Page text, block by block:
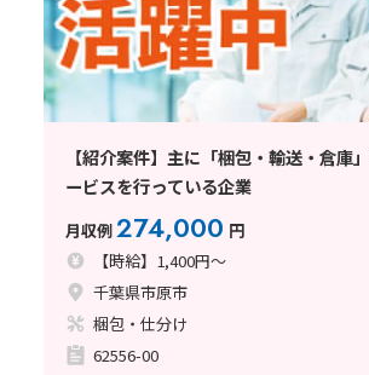
【紹介案件】主に「梱包・輸送・倉庫
ービスを行っている企業
月収例274,000 円
【時給】1,400円～
千葉県市原市
梱包・仕分け
62556-00